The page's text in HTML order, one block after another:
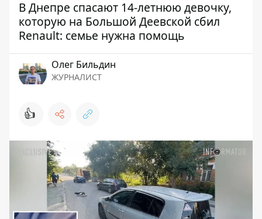
В Днепре спасают 14-летнюю девочку,
которую на Большой Деевской сбил
Renault: семье нужна помощь
Олег Бильдин
ЖУРНАЛИСТ
👍